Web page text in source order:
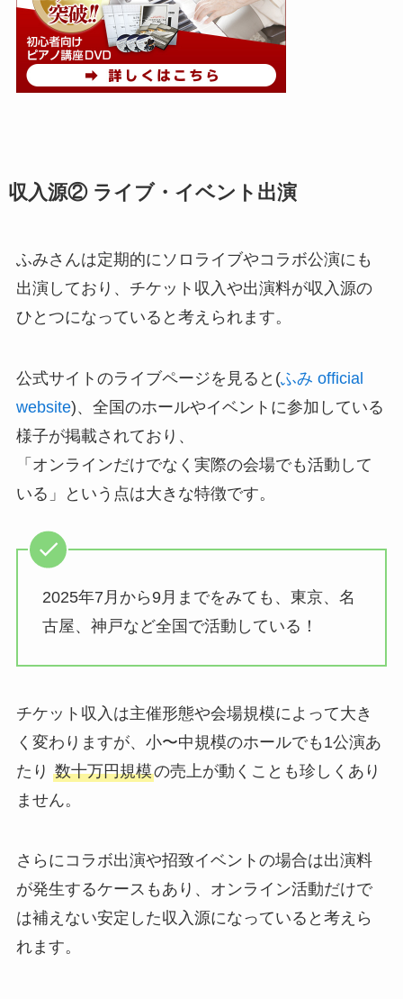
収入源② ライブ・イベント出演
ふみさんは定期的にソロライブやコラボ公演にも
出演しており、チケット収入や出演料が収入源の
ひとつになっていると考えられます。
公式サイトのライブページを見ると(ふみ official
website)、全国のホールやイベントに参加している
様子が掲載されており、
「オンラインだけでなく実際の会場でも活動して
いる」という点は大きな特徴です。
2025年7月から9月までをみても、東京、名
古屋、神戸など全国で活動している！
チケット収入は主催形態や会場規模によって大き
く変わりますが、小〜中規模のホールでも1公演あ
たり 数十万円規模の売上が動くことも珍しくあり
ません。
さらにコラボ出演や招致イベントの場合は出演料
が発生するケースもあり、オンライン活動だけで
は補えない安定した収入源になっていると考えら
れます。